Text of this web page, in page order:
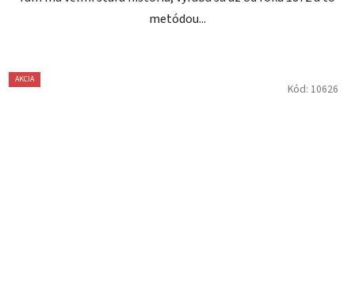
metódou...
AKCIA
Kód: 10626